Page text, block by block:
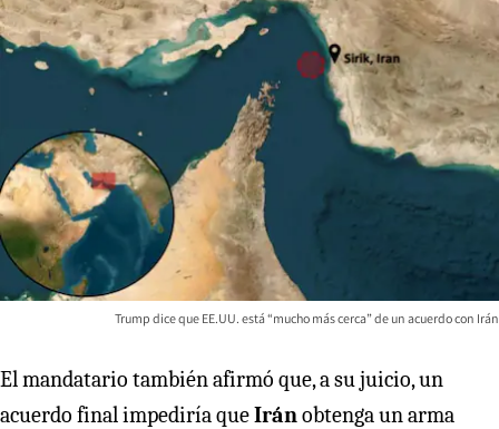
Trump dice que EE.UU. está “mucho más cerca” de un acuerdo con Irán
El mandatario también afirmó que, a su juicio, un
acuerdo final impediría queIrán obtenga un arma